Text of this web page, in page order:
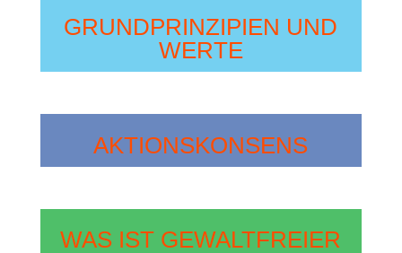
GRUNDPRINZIPIEN UND
WERTE
AKTIONSKONSENS
WAS IST GEWALTFREIER